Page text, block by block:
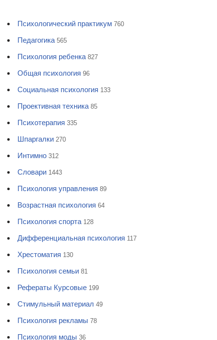
Психологический практикум 760
Педагогика 565
Психология ребенка 827
Общая психология 96
Социальная психология 133
Проективная техника 85
Психотерапия 335
Шпаргалки 270
Интимно 312
Словари 1443
Психология управления 89
Возрастная психология 64
Психология спорта 128
Дифференциальная психология 117
Хрестоматия 130
Психология семьи 81
Рефераты Курсовые 199
Стимульный материал 49
Психология рекламы 78
Психология моды 36